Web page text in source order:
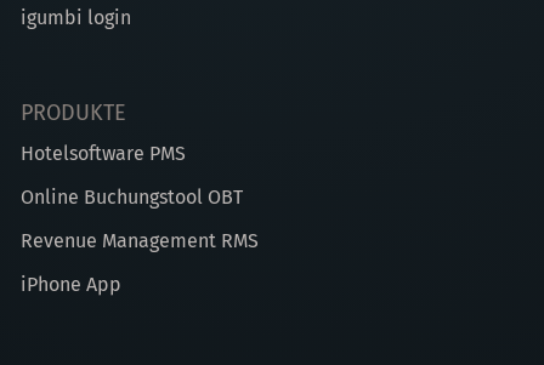
igumbi login
PRODUKTE
Hotelsoftware PMS
Online Buchungstool OBT
Revenue Management RMS
iPhone App